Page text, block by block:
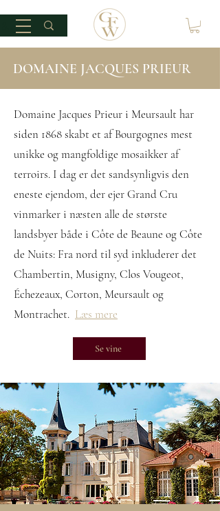
DOMAINE JACQUES PRIEUR
Domaine Jacques Prieur i Meursault har
siden 1868 skabt et af Bourgognes mest
unikke og mangfoldige mosaikker af
terroirs. I dag er det sandsynligvis den
eneste ejendom, der ejer Grand Cru
vinmarker i næsten alle de største
landsbyer både i Côte de Beaune og Côte
de Nuits: Fra nord til syd inkluderer det
Chambertin, Musigny, Clos Vougeot,
Échezeaux, Corton, Meursault og
Montrachet. Læs mere
Se vine